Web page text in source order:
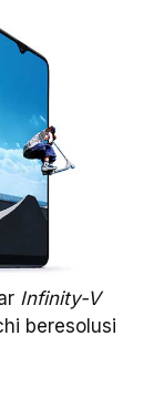
Infinity-V
beresolusi